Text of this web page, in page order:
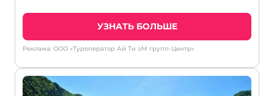
УЗНАТЬ БОЛЬШЕ
Реклама: ООО «Туроператор Ай Ти эМ групп-Центр»